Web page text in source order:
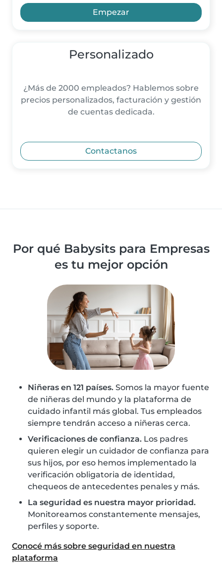
Empezar
Personalizado
¿Más de 2000 empleados? Hablemos sobre
precios personalizados, facturación y gestión
de cuentas dedicada.
Contactanos
Por qué Babysits para Empresas
es tu mejor opción
Niñeras en 121 países. Somos la mayor fuente
de niñeras del mundo y la plataforma de
cuidado infantil más global. Tus empleados
siempre tendrán acceso a niñeras cerca.
Verificaciones de confianza. Los padres
quieren elegir un cuidador de confianza para
sus hijos, por eso hemos implementado la
verificación obligatoria de identidad,
chequeos de antecedentes penales y más.
La seguridad es nuestra mayor prioridad.
Monitoreamos constantemente mensajes,
perfiles y soporte.
Conocé más sobre seguridad en nuestra
plataforma